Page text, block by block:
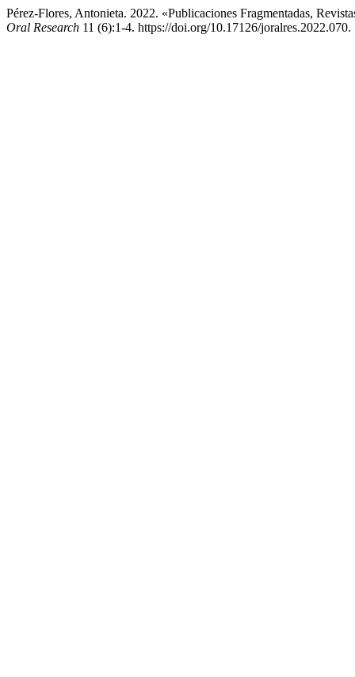
Pérez-Flores, Antonieta. 2022. «Publicaciones Fragmentadas,
Oral Research 11 (6):1-4. https://doi.org/10.17126/joralres.2022.070.